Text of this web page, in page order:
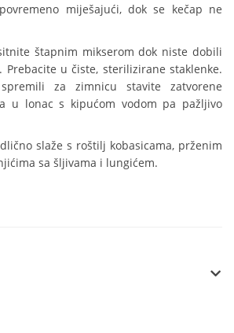
miješajući, dok se kečap ne
štapnim mikserom dok niste dobili
Prebacite u čiste, sterilizirane staklenke.
za zimnicu stavite zatvorene
u lonac s kipućom vodom pa pažljivo
slaže s roštilj kobasicama, prženim
sa šljivama i lungićem.